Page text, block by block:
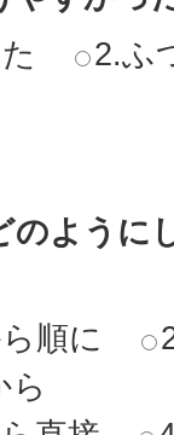
2.ふ
のように
順に
ら